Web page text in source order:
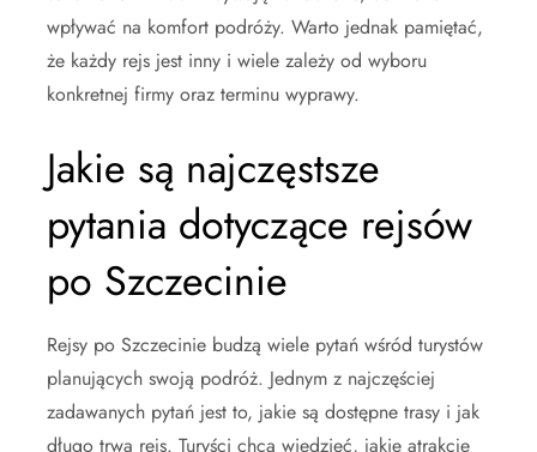
wpływać na komfort podróży. Warto jednak pamiętać,
że każdy rejs jest inny i wiele zależy od wyboru
konkretnej firmy oraz terminu wyprawy.
Jakie są najczęstsze
pytania dotyczące rejsów
po Szczecinie
Rejsy po Szczecinie budzą wiele pytań wśród turystów
planujących swoją podróż. Jednym z najczęściej
zadawanych pytań jest to, jakie są dostępne trasy i jak
długo trwa rejs. Turyści chcą wiedzieć, jakie atrakcje